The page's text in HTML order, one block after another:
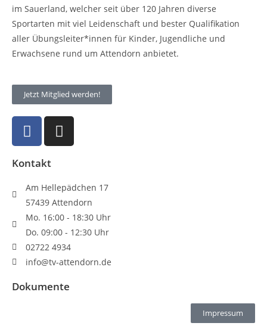
im Sauerland, welcher seit über 120 Jahren diverse
Sportarten mit viel Leidenschaft und bester Qualifikation
aller Übungsleiter*innen für Kinder, Jugendliche und
Erwachsene rund um Attendorn anbietet.
Jetzt Mitglied werden!
Kontakt
Am Hellepädchen 17
57439 Attendorn
Mo. 16:00 - 18:30 Uhr
Do. 09:00 - 12:30 Uhr
02722 4934
info@tv-attendorn.de
Dokumente
Impressum